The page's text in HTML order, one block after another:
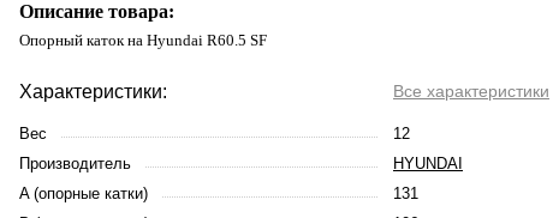
Описание товара:
Опорный каток на Hyundai R60.5 SF
Характеристики: Все характеристики
Вес
12
Производитель
HYUNDAI
A (опорные катки)
131